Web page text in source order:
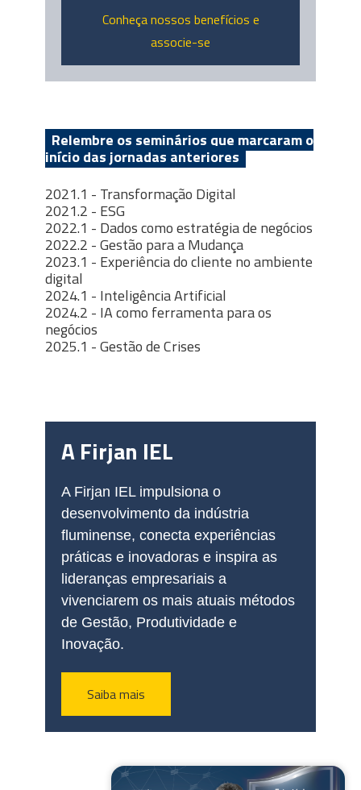
Conheça nossos benefícios e
associe-se
Relembre os seminários que marcaram o
início das jornadas anteriores
2021.1 - Transformação Digital
2021.2 - ESG
2022.1 - Dados como estratégia de negócios
2022.2 - Gestão para a Mudança
2023.1 - Experiência do cliente no ambiente
digital
2024.1 - Inteligência Artificial
2024.2 - IA como ferramenta para os
negócios
2025.1 - Gestão de Crises
A Firjan IEL
A Firjan IEL impulsiona o
desenvolvimento da indústria
fluminense, conecta experiências
práticas e inovadoras e inspira as
lideranças empresariais a
vivenciarem os mais atuais métodos
de Gestão, Produtividade e
Inovação.
Saiba mais